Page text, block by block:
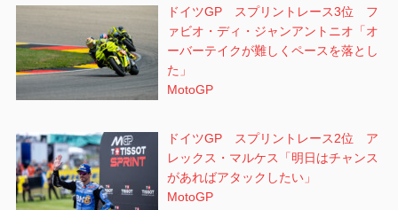
ドイツGP スプリントレース3位 フ
ァビオ・ディ・ジャンアントニオ「オ
ーバーテイクが難しくペースを落とし
た」
MotoGP
ドイツGP スプリントレース2位 ア
レックス・マルケス「明日はチャンス
があればアタックしたい」
MotoGP